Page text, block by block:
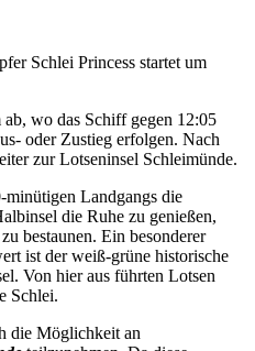
Schlei Princess startet um
wo das Schiff gegen 12:05
oder Zustieg erfolgen. Nach
zur Lotseninsel Schleimünde.
minütigen Landgangs die
die Ruhe zu genießen,
bestaunen. Ein besonderer
ist der weiß-grüne historische
Von hier aus führten Lotsen
Schlei.
die Möglichkeit an